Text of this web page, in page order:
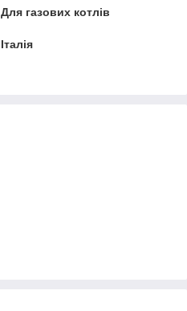
Для газових котлів
Італія